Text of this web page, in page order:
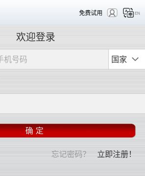
免费试用 EN
欢迎登录
国家
忘记密码？ 立即注册！